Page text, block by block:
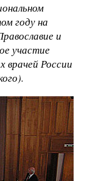
году на
и
участие
врачей России